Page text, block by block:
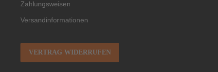
Zahlungsweisen
Versandinformationen
VERTRAG WIDERRUFEN